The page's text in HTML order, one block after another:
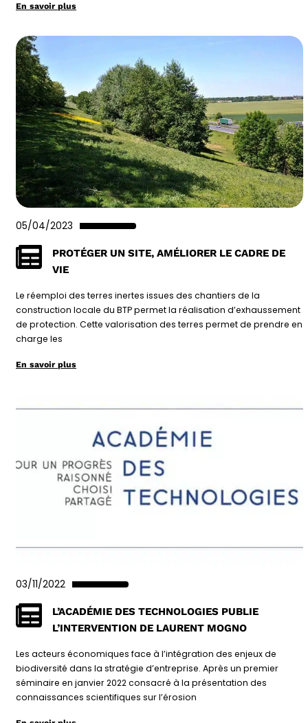
En savoir plus
05/04/2023
PROTÉGER UN SITE, AMÉLIORER LE CADRE DE
VIE
Le réemploi des terres inertes issues des chantiers de la
construction locale du BTP permet la réalisation d’exhaussement
de protection. Cette valorisation des terres permet de prendre en
charge les
En savoir plus
03/11/2022
L’ACADÉMIE DES TECHNOLOGIES PUBLIE
L’INTERVENTION DE LAURENT MOGNO
Les acteurs économiques face à l’intégration des enjeux de
biodiversité dans la stratégie d’entreprise. Après un premier
séminaire en janvier 2022 consacré à la présentation des
connaissances scientifiques sur l’érosion